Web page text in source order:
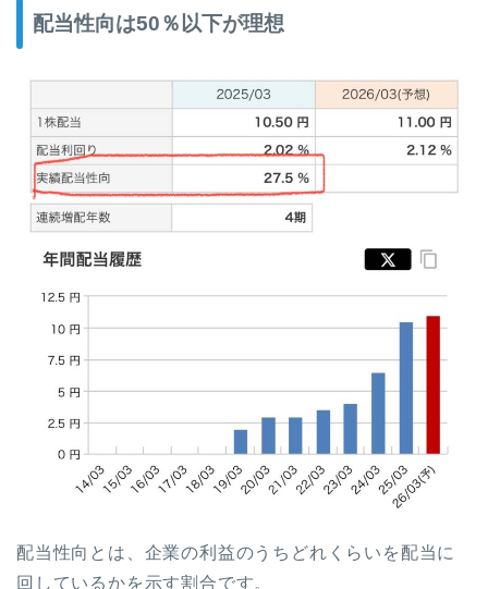
配当性向は50％以下が理想
配当性向とは、企業の利益のうちどれくらいを配当に
回しているかを示す割合です。